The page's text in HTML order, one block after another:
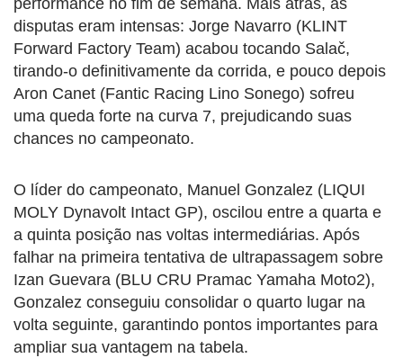
performance no fim de semana. Mais atrás, as
disputas eram intensas: Jorge Navarro (KLINT
Forward Factory Team) acabou tocando Salač,
tirando-o definitivamente da corrida, e pouco depois
Aron Canet (Fantic Racing Lino Sonego) sofreu
uma queda forte na curva 7, prejudicando suas
chances no campeonato.
O líder do campeonato, Manuel Gonzalez (LIQUI
MOLY Dynavolt Intact GP), oscilou entre a quarta e
a quinta posição nas voltas intermediárias. Após
falhar na primeira tentativa de ultrapassagem sobre
Izan Guevara (BLU CRU Pramac Yamaha Moto2),
Gonzalez conseguiu consolidar o quarto lugar na
volta seguinte, garantindo pontos importantes para
ampliar sua vantagem na tabela.